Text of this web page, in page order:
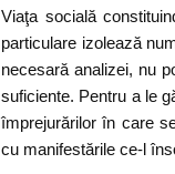
Viaţa socială
particulare izolează
necesară analizei, nu
suficiente. Pentru a le
împrejurărilor în care
cu manifestările ce-l